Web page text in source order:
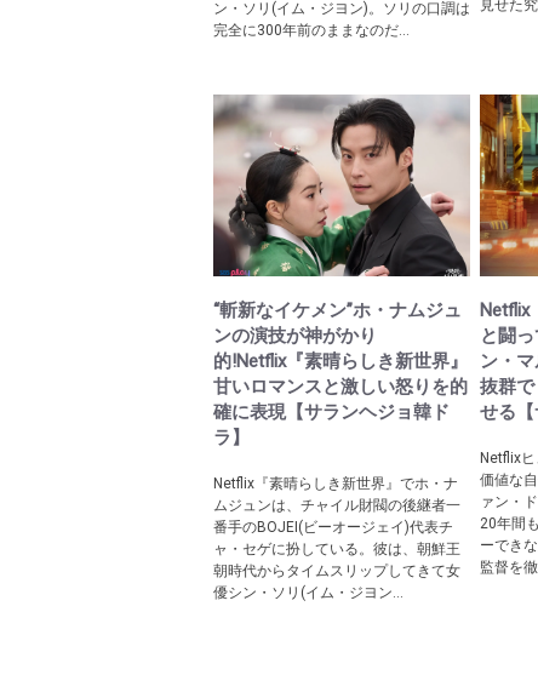
ン・ソリ(イム・ジヨン)。ソリの口調は
完全に300年前のままなのだ...
見せた
“斬新なイケメン”ホ・ナムジュ
ンの演技が神がかり
的!Netflix『素晴らしき新世界』
甘いロマンスと激しい怒りを的
確に表現【サランヘジョ韓ド
ラ】
Netflix『素晴らしき新世界』でホ・ナ
ムジュンは、チャイル財閥の後継者一
番手のBOJEI(ビーオージェイ)代表チ
ャ・セゲに扮している。彼は、朝鮮王
朝時代からタイムスリップしてきて女
優シン・ソリ(イム・ジヨン...
Netflix
と闘
ン・
抜群
せる【
Netflix
価値な
ァン・
20年間
ーでき
監督を